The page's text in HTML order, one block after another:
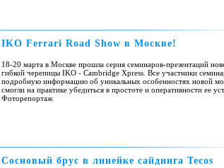
IKO Ferrari Road Show в Москве!
18-20 марта в Москве прошла серия семинаров-презентаций
гибкой черепицы IKO - Cambridge Xpress. Все участники
подробную информацию об уникальных особенностях новой
смогли на практике убедиться в простоте и оперативности ее
Фоторепортаж
Сосновый брус в линейке сайдинга Tecos